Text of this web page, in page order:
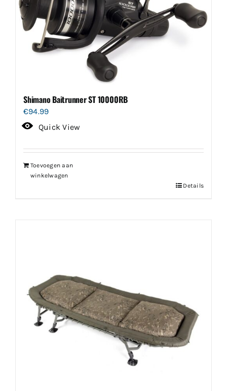
Shimano Baitrunner ST 10000RB
€94.99
Quick View
Toevoegen aan
winkelwagen
Details